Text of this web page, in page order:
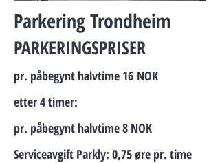
Parkering Trondheim
PARKERINGSPRISER
pr. påbegynt halvtime 16 NOK
etter 4 timer:
pr. påbegynt halvtime 8 NOK
Serviceavgift Parkly: 0,75 øre pr. time